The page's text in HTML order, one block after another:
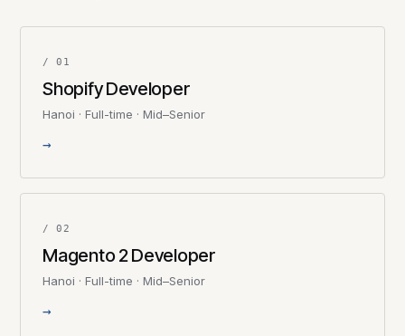
/ 01
Shopify Developer
Hanoi · Full-time · Mid–Senior
→
/ 02
Magento 2 Developer
Hanoi · Full-time · Mid–Senior
→